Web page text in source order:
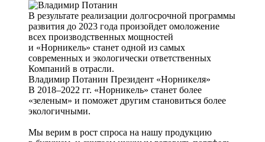
В результате реализации долгосрочной программы
развития до 2023 года произойдет омоложение
всех производственных мощностей
и «Норникель» станет одной из самых
современных и экологически ответственных
Компаний в отрасли.
Владимир Потанин Президент «Норникеля»
В 2018–2022 гг. «Норникель» станет более
«зеленым» и поможет другим становиться более
экологичными.
Мы верим в рост спроса на нашу продукцию